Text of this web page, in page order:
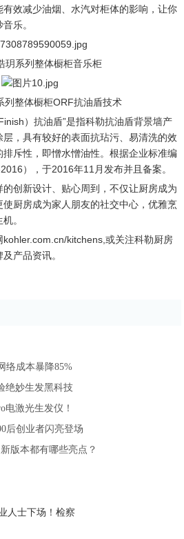
效减少油烟、水汽对柜体的影响，让你
乐。
玥系列整体橱柜音乐柜
列整体橱柜ORF抗油盾技术
）抗油盾”是指科勒抗油盾背景墙产
，具有较好的表面抗玷污、易清洗的效
斥性，即憎水憎油性。根据企业标准编
），于2016年11月发布并且备案。
创新设计、贴心周到，不仅让厨房成为
使厨房成为家人朋友的社交中心，优雅烹
。
kitchens,或关注科勒厨房
产品资讯。
络成本暴降85%
绝妙生发黑科技
电激光生发仪！
后创业者闪亮登场
版本都有哪些亮点？
人士下场！检察